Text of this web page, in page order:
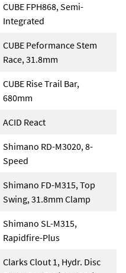
CUBE FPH868, Semi-
Integrated
CUBE Peformance Stem
Race, 31.8mm
CUBE Rise Trail Bar,
680mm
ACID React
Shimano RD-M3020, 8-
Speed
Shimano FD-M315, Top
Swing, 31.8mm Clamp
Shimano SL-M315,
Rapidfire-Plus
Clarks Clout 1, Hydr. Disc